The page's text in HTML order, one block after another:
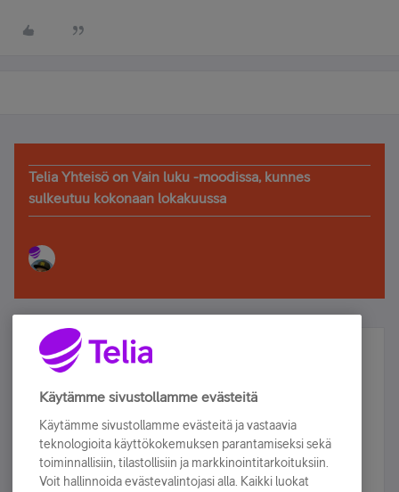
Telia Yhteisö on Vain luku -moodissa, kunnes
sulkeutuu kokonaan lokakuussa
Älä jää paitsi – osallistu ja voita!
Tilaa Telian uutiskirje ja olet mukana arvonnassa.
sähköpostiisi.
Tilaa nyt
Käytämme sivustollamme evästeitä
Käytämme sivustollamme evästeitä ja vastaavia
teknologioita käyttökokemuksen parantamiseksi sekä
toiminnallisiin, tilastollisiin ja markkinointitarkoituksiin.
Voit hallinnoida evästevalintojasi alla. Kaikki luokat